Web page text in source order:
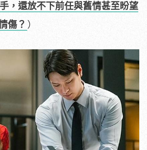
，還放不下前任與舊情甚至盼望
傷？ ）